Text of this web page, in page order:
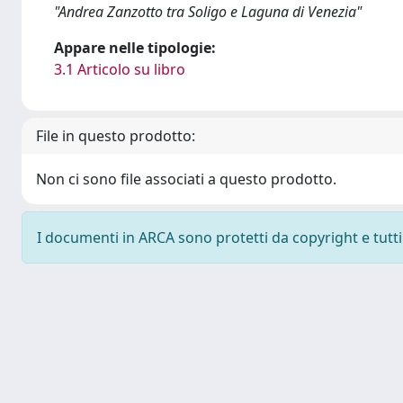
"Andrea Zanzotto tra Soligo e Laguna di Venezia"
Appare nelle tipologie:
3.1 Articolo su libro
File in questo prodotto:
Non ci sono file associati a questo prodotto.
I documenti in ARCA sono protetti da copyright e